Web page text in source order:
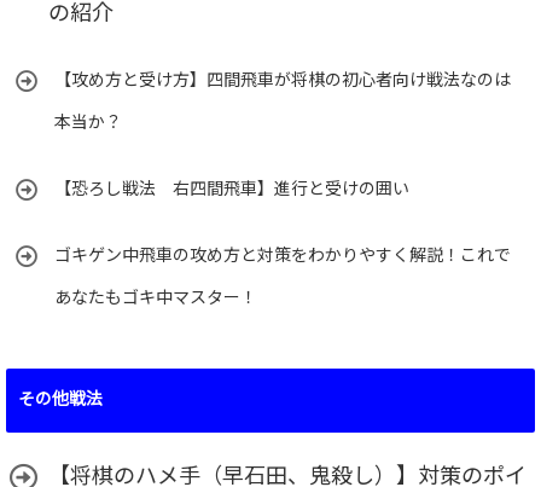
の紹介
【攻め方と受け方】四間飛車が将棋の初心者向け戦法なのは
本当か？
【恐ろし戦法 右四間飛車】進行と受けの囲い
ゴキゲン中飛車の攻め方と対策をわかりやすく解説！これで
あなたもゴキ中マスター！
その他戦法
【将棋のハメ手（早石田、鬼殺し）】対策のポイ